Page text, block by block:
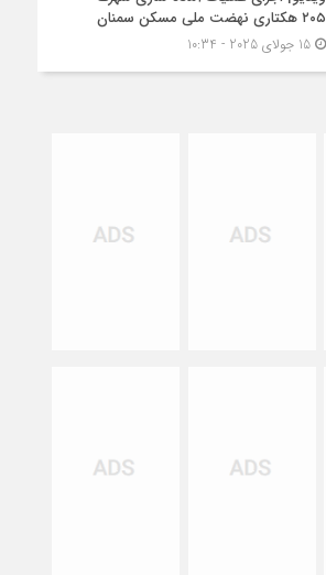
۲۰۵ هکتاری نهضت ملی مسکن سمنان
15 جولای 2025 - 10:34